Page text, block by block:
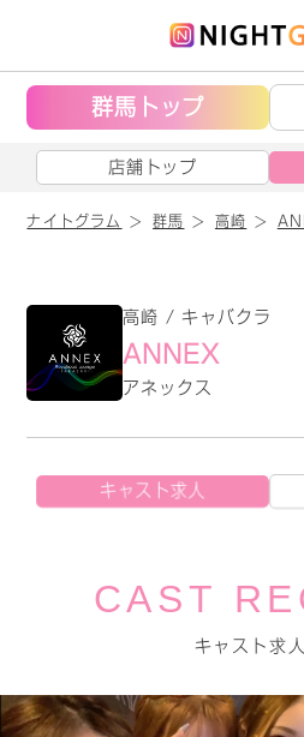
群馬トップ
店舗トップ
ナイトグラム 群馬 高崎
高崎 / キャバクラ
ANNEX
アネックス
キャスト求人
CAST
キャスト求